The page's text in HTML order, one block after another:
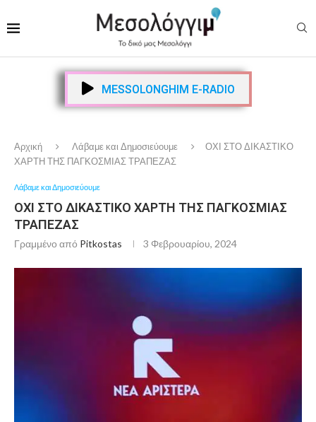
MESSOLONGHIM E-RADIO
Αρχική Λάβαμε και Δημοσιεύουμε
ΟΧΙ ΣΤΟ ΔΙΚΑΣΤΙΚΟ
ΧΑΡΤΗ ΤΗΣ ΠΑΓΚΟΣΜΙΑΣ ΤΡΑΠΕΖΑΣ
Λάβαμε και Δημοσιεύουμε
ΟΧΙ ΣΤΟ ΔΙΚΑΣΤΙΚΟ ΧΑΡΤΗ ΤΗΣ ΠΑΓΚΟΣΜΙΑΣ
ΤΡΑΠΕΖΑΣ
Γραμμένο από Pitkostas 3 Φεβρουαρίου, 2024